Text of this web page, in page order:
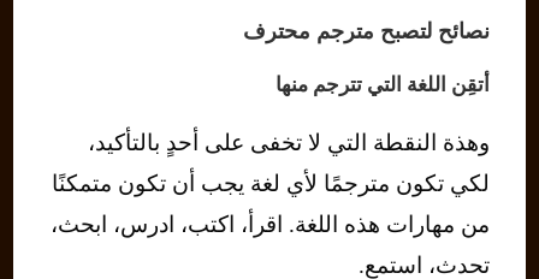
نصائح لتصبح مترجم محترف
أتقِن اللغة التي تترجم منها
وهذة النقطة التي لا تخفى على أحدٍ بالتأكيد،
لكي تكون مترجمًا لأي لغة يجب أن تكون متمكنًا
من مهارات هذه اللغة. اقرأ، اكتب، ادرس، ابحث،
تحدث، استمع.